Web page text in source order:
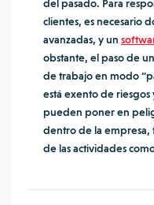
del pasado. Para
clientes, es necesario
avanzadas, y un
obstante, el paso de
de trabajo en modo
está exento de
pueden poner en
dentro de la empresa,
de las actividades